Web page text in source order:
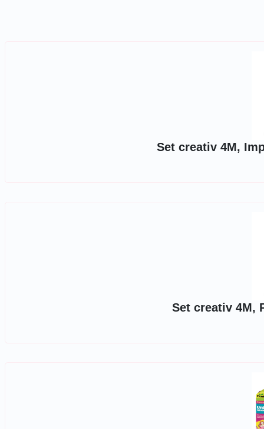
Set creativ 4M,
Set creativ 4M,